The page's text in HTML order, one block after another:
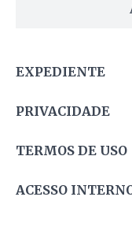
EXPEDIENTE
PRIVACIDADE
TERMOS DE USO
ACESSO